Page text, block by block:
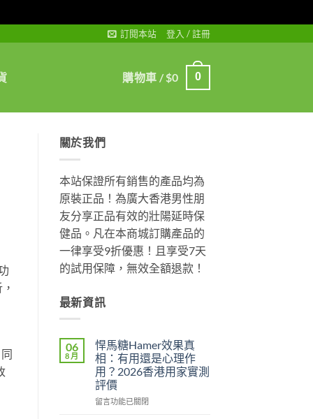
訂閱本站 登入 / 註冊
購物車 /$0 0
關於我們
本站保證所有銷售的產品均為
原裝正品！為廣大香港男性朋
友分享正品有效的壯陽延時保
健品。凡在本商城訂購產品的
一律享受9折優惠！且享受7天
的試用保障，無效全額退款！
最新資訊
06
8 月
悍馬糖Hamer效果真
相：有用還是心理作
用？2026香港用家實測
評價
在
留言功能已關閉